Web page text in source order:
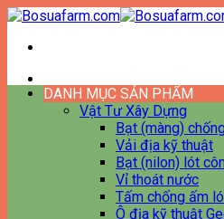
Bỏ
DANH MỤC SẢN PHẨM
Vật Tư Xây Dựng
Bạt (màng)
Vải địa kỹ thuật
Bạt (nilon) lót
Vỉ thoát nước
Tấm chống ấm
Ô địa kỹ thuật